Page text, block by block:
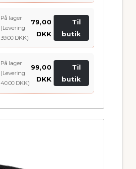
På lager
(Levering
39.00 DKK)
79,00
DKK
Til
butik
På lager
(Levering
40.00 DKK)
99,00
DKK
Til
butik